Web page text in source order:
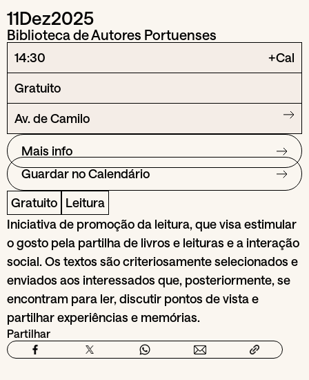
11Dez2025
Biblioteca de Autores Portuenses
14:30
+Cal
Gratuito
Av. de Camilo
Mais info
Guardar no Calendário
Gratuito Leitura
Iniciativa de promoção da leitura, que visa estimular
o gosto pela partilha de livros e leituras e a interação
social. Os textos são criteriosamente selecionados e
enviados aos interessados que, posteriormente, se
encontram para ler, discutir pontos de vista e
partilhar experiências e memórias.
Partilhar